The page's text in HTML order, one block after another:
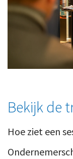
Bekijk de
Hoe ziet een